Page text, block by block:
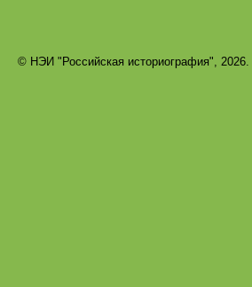
© НЭИ "Российская историография", 2026.